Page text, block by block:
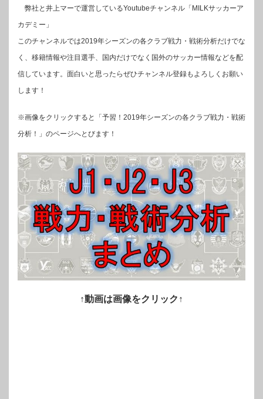
弊社と井上マーで運営しているYoutubeチャンネル「MILKサッカーア
カデミー」
このチャンネルでは2019年シーズンの各クラブ戦力・戦術分析だけでな
く、移籍情報や注目選手、国内だけでなく国外のサッカー情報などを配
信しています。面白いと思ったらぜひチャンネル登録もよろしくお願い
します！
※画像をクリックすると「予習！2019年シーズンの各クラブ戦力・戦術
分析！」のページへとびます！
↑動画は画像をクリック ↑